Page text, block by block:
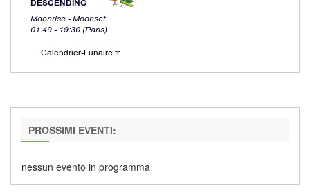
PROSSIMI EVENTI:
nessun evento in programma